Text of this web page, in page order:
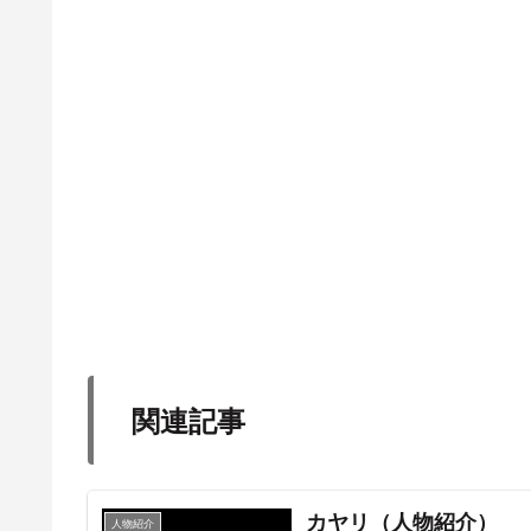
関連記事
人物紹介 カヤリ（人物紹介）